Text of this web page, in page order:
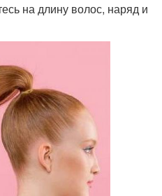
на длину волос, наряд и